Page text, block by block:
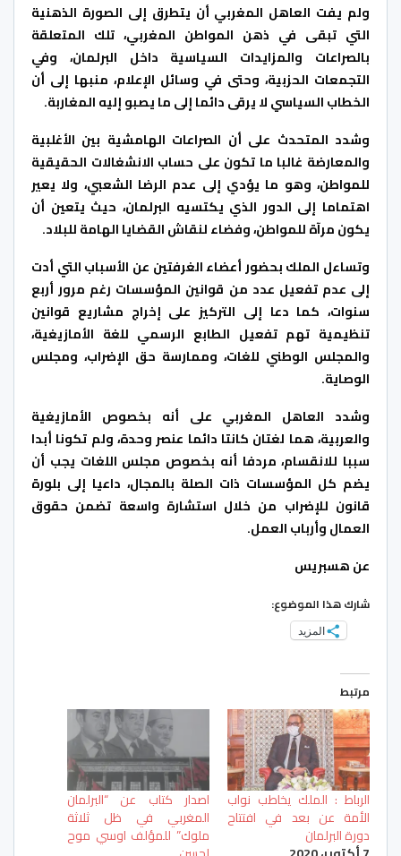
ولم يفت العاهل المغربي أن يتطرق إلى الصورة الذهنية
التي تبقى في ذهن المواطن المغربي، تلك المتعلقة
بالصراعات والمزايدات السياسية داخل البرلمان، وفي
التجمعات الحزبية، وحتى في وسائل الإعلام، منبها إلى أن
الخطاب السياسي لا يرقى دائما إلى ما يصبو إليه المغاربة.
وشدد المتحدث على أن الصراعات الهامشية بين الأغلبية
والمعارضة غالبا ما تكون على حساب الانشغالات الحقيقية
للمواطن، وهو ما يؤدي إلى عدم الرضا الشعبي، ولا يعير
اهتماما إلى الدور الذي يكتسيه البرلمان، حيث يتعين أن
يكون مرآة للمواطن، وفضاء لنقاش القضايا الهامة للبلاد.
وتساءل الملك بحضور أعضاء الغرفتين عن الأسباب التي أدت
إلى عدم تفعيل عدد من قوانين المؤسسات رغم مرور أربع
سنوات، كما دعا إلى التركيز على إخراج مشاريع قوانين
تنظيمية تهم تفعيل الطابع الرسمي للغة الأمازيغية،
والمجلس الوطني للغات، وممارسة حق الإضراب، ومجلس
الوصاية.
وشدد العاهل المغربي على أنه بخصوص الأمازيغية
والعربية، هما لغتان كانتا دائما عنصر وحدة، ولم تكونا أبدا
سببا للانقسام، مردفا أنه بخصوص مجلس اللغات يجب أن
يضم كل المؤسسات ذات الصلة بالمجال، داعيا إلى بلورة
قانون للإضراب من خلال استشارة واسعة تضمن حقوق
العمال وأرباب العمل.
عن هسبريس
شارك هذا الموضوع:
المزيد
مرتبط
الرباط : الملك يخاطب نواب
الأمة عن بعد في افتتاح
دورة البرلمان
اصدار كتاب عن “البرلمان
المغربي في ظل ثلاثة
ملوك” للمؤلف اوسي موح